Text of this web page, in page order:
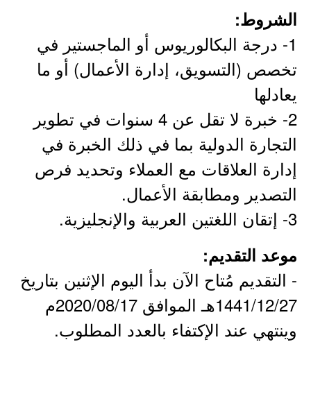
الشروط:
1- درجة البكالوريوس أو الماجستير في
تخصص (التسويق، إدارة الأعمال) أو ما
يعادلها
2- خبرة لا تقل عن 4 سنوات في تطوير
التجارة الدولية بما في ذلك الخبرة في
إدارة العلاقات مع العملاء وتحديد فرص
التصدير ومطابقة الأعمال.
3- إتقان اللغتين العربية والإنجليزية.
موعد التقديم:
- التقديم مُتاح الآن بدأ اليوم الإثنين بتاريخ
1441/12/27هـ الموافق 2020/08/17م
وينتهي عند الإكتفاء بالعدد المطلوب.